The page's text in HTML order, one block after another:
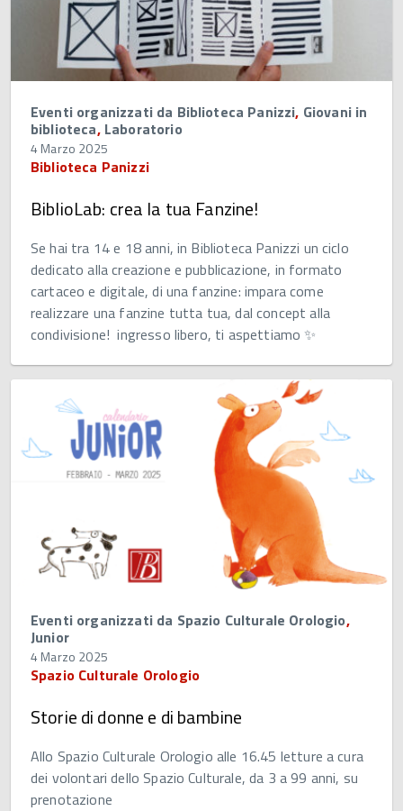
Eventi organizzati da Biblioteca Panizzi, Giovani in
biblioteca, Laboratorio
4 Marzo 2025
Biblioteca Panizzi
BiblioLab: crea la tua Fanzine!
Se hai tra 14 e 18 anni, in Biblioteca Panizzi un ciclo
dedicato alla creazione e pubblicazione, in formato
cartaceo e digitale, di una fanzine: impara come
realizzare una fanzine tutta tua, dal concept alla
condivisione! ingresso libero, ti aspettiamo ✨​
Eventi organizzati da Spazio Culturale Orologio,
Junior
4 Marzo 2025
Spazio Culturale Orologio
Storie di donne e di bambine
Allo Spazio Culturale Orologio alle 16.45 letture a cura
dei volontari dello Spazio Culturale, da 3 a 99 anni, su
prenotazione